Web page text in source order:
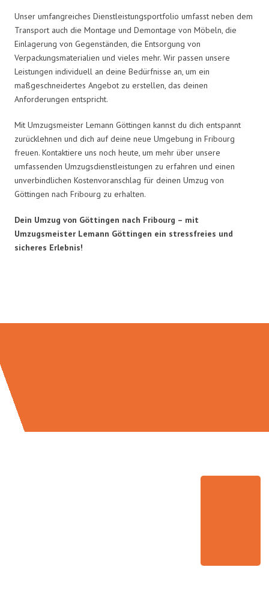
Unser umfangreiches Dienstleistungsportfolio umfasst neben dem
Transport auch die Montage und Demontage von Möbeln, die
Einlagerung von Gegenständen, die Entsorgung von
Verpackungsmaterialien und vieles mehr. Wir passen unsere
Leistungen individuell an deine Bedürfnisse an, um ein
maßgeschneidertes Angebot zu erstellen, das deinen
Anforderungen entspricht.
Mit Umzugsmeister Lemann Göttingen kannst du dich entspannt
zurücklehnen und dich auf deine neue Umgebung in Fribourg
freuen. Kontaktiere uns noch heute, um mehr über unsere
umfassenden Umzugsdienstleistungen zu erfahren und einen
unverbindlichen Kostenvoranschlag für deinen Umzug von
Göttingen nach Fribourg zu erhalten.
Dein Umzug von Göttingen nach Fribourg – mit
Umzugsmeister Lemann Göttingen ein stressfreies und
sicheres Erlebnis!